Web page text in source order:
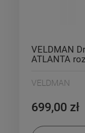
VELDMAN
ATLANTA
VELDMAN
699,00 zł